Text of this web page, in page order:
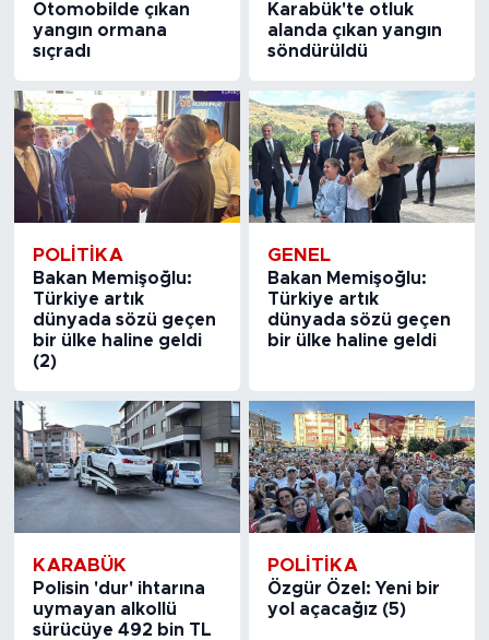
Otomobilde çıkan
yangın ormana
sıçradı
Karabük'te otluk
alanda çıkan yangın
söndürüldü
POLITIKA
Bakan Memişoğlu:
Türkiye artık
dünyada sözü geçen
bir ülke haline geldi
(2)
GENEL
Bakan Memişoğlu:
Türkiye artık
dünyada sözü geçen
bir ülke haline geldi
KARABÜK
Polisin 'dur' ihtarına
uymayan alkollü
sürücüye 492 bin TL
POLITIKA
Özgür Özel: Yeni bir
yol açacağız (5)